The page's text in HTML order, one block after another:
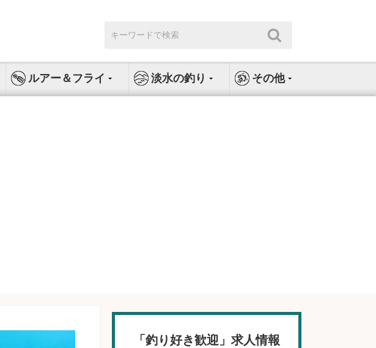
索:
ルアー＆フライ 淡水の釣り その他
「釣り好き歓迎」求人情報